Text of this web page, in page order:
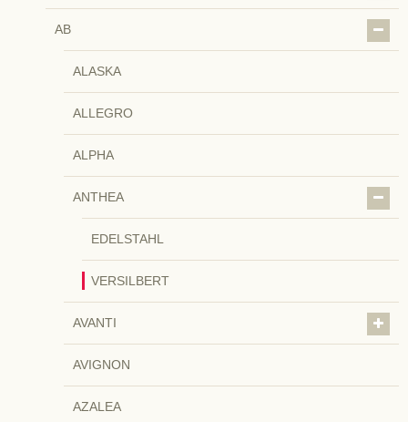
AB
ALASKA
ALLEGRO
ALPHA
ANTHEA
EDELSTAHL
VERSILBERT
AVANTI
AVIGNON
AZALEA